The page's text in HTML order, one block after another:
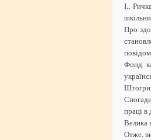
І.,
Про
Фонд
праці в
Велика
Отже,